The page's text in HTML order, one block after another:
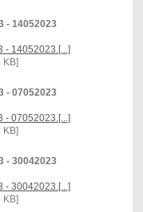
- 14052023
- 14052023.[...]
KB]
- 07052023
- 07052023.[...]
KB]
- 30042023
- 30042023.[...]
KB]